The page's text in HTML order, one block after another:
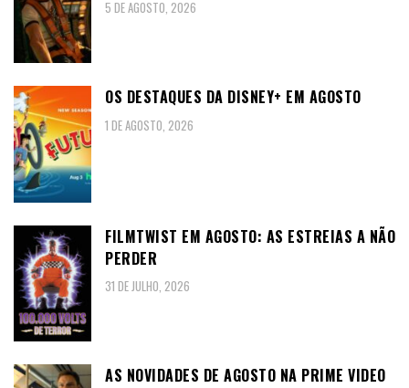
5 DE AGOSTO, 2026
OS DESTAQUES DA DISNEY+ EM AGOSTO
1 DE AGOSTO, 2026
FILMTWIST EM AGOSTO: AS ESTREIAS A NÃO
PERDER
31 DE JULHO, 2026
AS NOVIDADES DE AGOSTO NA PRIME VIDEO